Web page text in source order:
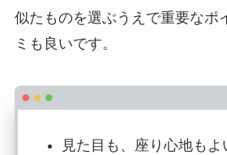
似たものを選ぶうえで重要なポ
ミも良いです。
見た目も、座り心地もよ